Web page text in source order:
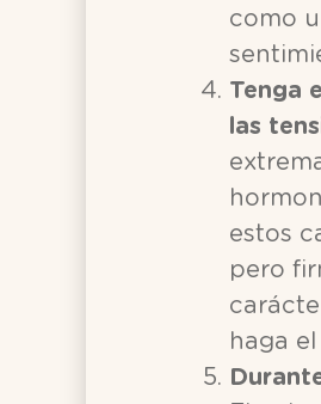
como
Tenga
las
estos
pero
haga